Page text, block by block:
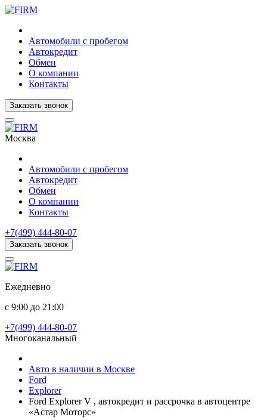
Автомобили с пробегом
Автокредит
Обмен
О компании
Контакты
Заказать звонок
Москва
Автомобили с пробегом
Автокредит
Обмен
О компании
Контакты
+7(499) 444-80-07
Заказать звонок
Ежедневно
с 9:00 до 21:00
+7(499) 444-80-07
Многоканальный
Авто в наличии в Москве
Ford
Explorer
Ford Explorer V , автокредит и рассрочка в автоцентре
«Астар Моторс»